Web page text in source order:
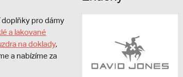
pro dámy
a lakované
na doklady,
a nabízíme za